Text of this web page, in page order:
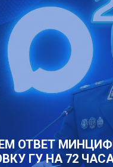
ОТВЕТ
ГУ НА 72